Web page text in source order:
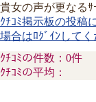
貴女の声が更なる
ｸﾁｺﾐ掲示板の投稿
場合はﾛｸﾞｲﾝしてく
ｸﾁｺﾐの件数：0件
ｸﾁｺﾐの平均：